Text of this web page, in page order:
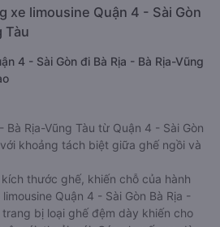
xe limousine Quận 4 - Sài Gòn
Tàu
4 - Sài Gòn đi Bà Rịa - Bà Rịa-Vũng
Bà Rịa-Vũng Tàu từ Quận 4 - Sài Gòn
khoảng tách biệt giữa ghế ngồi và
thước ghế, khiến chỗ của hành
Quận 4 - Sài Gòn Bà Rịa -
trang bị loại ghế đệm dày khiến cho